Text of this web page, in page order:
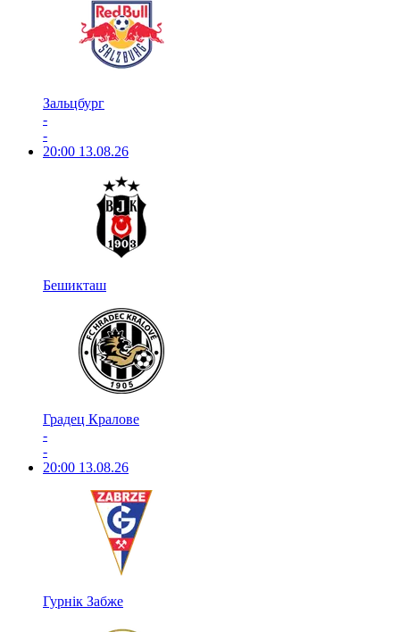
Зальцбург
-
-
20:00 13.08.26
Бешикташ
Градец Кралове
-
-
20:00 13.08.26
Гурнік Забже